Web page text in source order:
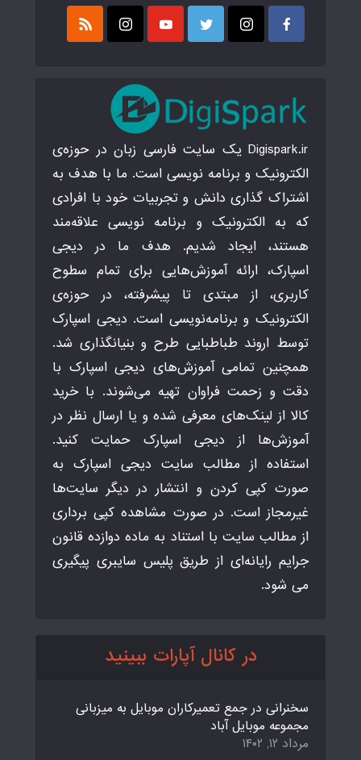
Digispark.ir یک سایت فارسی زبان در حوزه‌ی
الکترونیک و برنامه نویسی است. ما با هدف به
اشتراک گذاری دانش و تجربیات خود با افرادی
که به الکترونیک و برنامه نویسی علاقه‌مند
هستند، ایجاد شدیم. هدف ما در دیجی
اسپارک، ارائه آموزش‌هایی برای تمام سطوح
کاربری، از مبتدی تا پیشرفته، در حوزه‌ی
الکترونیک و برنامه‌نویسی است. دیجی اسپارک
توسط اروند طباطبایی طرح و بنیانگذاری شد.
همچنین تمامی آموزش‌های دیجی اسپارک با
دقت و زحمت فراوان تهیه می‌شوند. با خرید
کالا از لینک‌های معرفی شده و یا ارسال نظر در
آموزش‌ها از دیجی اسپارک حمایت کنید.
استفاده از مطالب سایت دیجی اسپارک به
صورت کپی کردن و انتشار در دیگر سایت‌ها
غیرمجاز است. در صورت مشاهده کپی برداری
از مطالب سایت با استناد به ماده دوازده قانون
جرایم رایانه‌ای از طریق پلیس سایبری پیگیری
می شود.
در کانال آپارات ببینید
سخنرانی در جمع تعمیرکاران موبایل به میزبانی
مجموعه موبایل آباد
مرداد ۱۲, ۱۴۰۲